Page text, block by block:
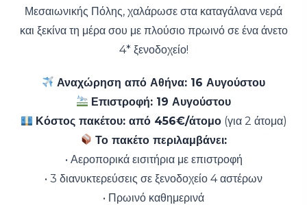
Μεσαιωνικής Πόλης, χαλάρωσε στα καταγάλανα νερά
και ξεκίνα τη μέρα σου με πλούσιο πρωινό σε ένα άνετο
4* ξενοδοχείο!
Αναχώρηση από Αθήνα: 16 Αυγούστου
Επιστροφή: 19 Αυγούστου
Κόστος πακέτου: από 456€/άτομο(για 2 άτομα)
Το πακέτο περιλαμβάνει:
• Αεροπορικά εισιτήρια με επιστροφή
• 3 διανυκτερεύσεις σε ξενοδοχείο 4 αστέρων
• Πρωινό καθημερινά